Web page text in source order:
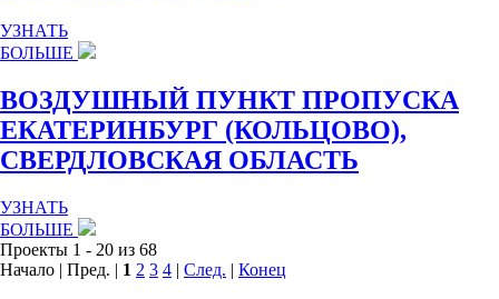
УЗНАТЬ
БОЛЬШЕ
ВОЗДУШНЫЙ ПУНКТ ПРОПУСКА
ЕКАТЕРИНБУРГ (КОЛЬЦОВО),
СВЕРДЛОВСКАЯ ОБЛАСТЬ
УЗНАТЬ
БОЛЬШЕ
Проекты 1 - 20 из 68
Начало | Пред. | 1 2 3 4 | След. | Конец